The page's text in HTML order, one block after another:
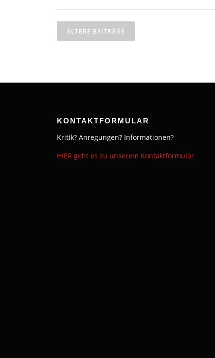
B
e
a
g
s
ÄLTERE BEITRÄGE
KONTAKTFORMULAR
Kritik? Anregungen? Informationen?
HIER geht es zu unserem Kontaktformular